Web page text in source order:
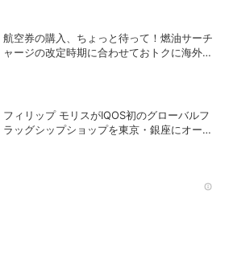
航空券の購入、ちょっと待って！燃油サーチ
ャージの改定時期に合わせておトクに海外航
フィリップ モリスがIQOS初のグローバルフ
ラッグシップショップを東京・銀座にオープ